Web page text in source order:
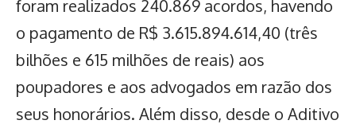
foram realizados 240.869 acordos, havendo
o pagamento de R$ 3.615.894.614,40 (três
bilhões e 615 milhões de reais) aos
poupadores e aos advogados em razão dos
seus honorários. Além disso, desde o Aditivo